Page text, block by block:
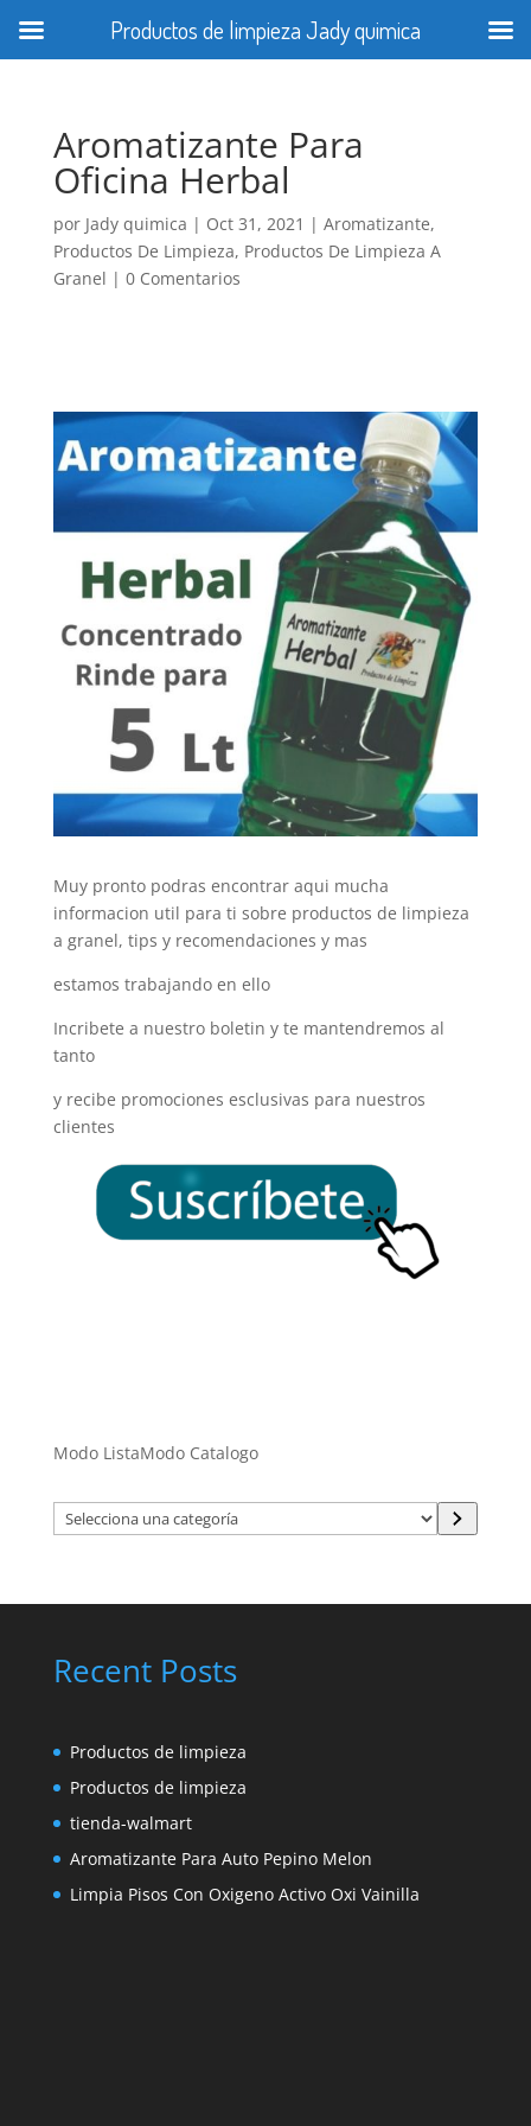
Aromatizante Para
Oficina Herbal
por Jady quimica | Oct 31, 2021 | Aromatizante,
Productos De Limpieza, Productos De Limpieza A
Granel | 0 Comentarios
Muy pronto podras encontrar aqui mucha
informacion util para ti sobre productos de limpieza
a granel, tips y recomendaciones y mas
estamos trabajando en ello
Incribete a nuestro boletin y te mantendremos al
tanto
y recibe promociones esclusivas para nuestros
clientes
Modo ListaModo Catalogo
Selecciona
una
Recent Posts
Productos de limpieza
Productos de limpieza
tienda-walmart
Aromatizante Para Auto Pepino Melon
Limpia Pisos Con Oxigeno Activo Oxi Vainilla
Productos de limpieza Jady quimica